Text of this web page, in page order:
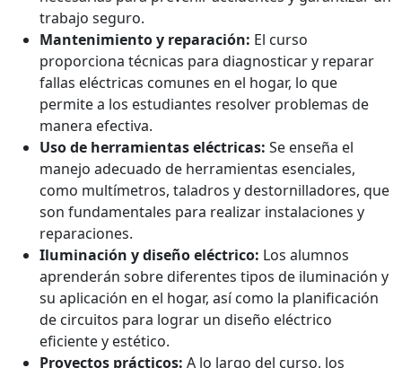
trabajo seguro.
Mantenimiento y reparación: El curso
proporciona técnicas para diagnosticar y reparar
fallas eléctricas comunes en el hogar, lo que
permite a los estudiantes resolver problemas de
manera efectiva.
Uso de herramientas eléctricas: Se enseña el
manejo adecuado de herramientas esenciales,
como multímetros, taladros y destornilladores, que
son fundamentales para realizar instalaciones y
reparaciones.
Iluminación y diseño eléctrico: Los alumnos
aprenderán sobre diferentes tipos de iluminación y
su aplicación en el hogar, así como la planificación
de circuitos para lograr un diseño eléctrico
eficiente y estético.
Proyectos prácticos: A lo largo del curso, los